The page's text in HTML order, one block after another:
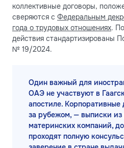
коллективные договоры,
сверяются с Федеральным
года о трудовых отношениях.
действия стандартизированы
№ 19/2024.
Один важный для
ОАЭ не участвуют в
апостиле.
за рубежом, — выписки из
материнских компаний,
проходят полную